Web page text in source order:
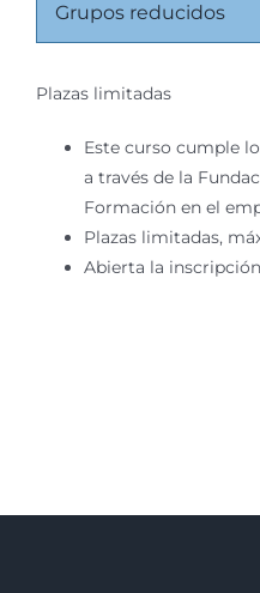
Grupos reducidos
Plazas limitadas
Este curso cumple
a través de la
Formación en el
Plazas limitadas,
Abierta la inscripción